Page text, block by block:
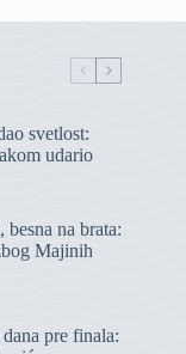
svetlost:
udario
na brata:
Majinih
pre finala: